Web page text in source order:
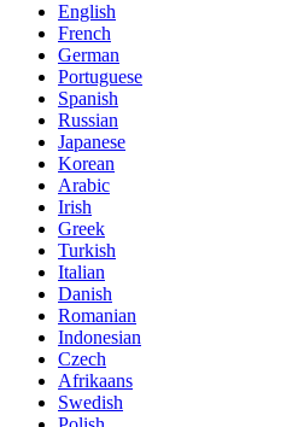
English
French
German
Portuguese
Spanish
Russian
Japanese
Korean
Arabic
Irish
Greek
Turkish
Italian
Danish
Romanian
Indonesian
Czech
Afrikaans
Swedish